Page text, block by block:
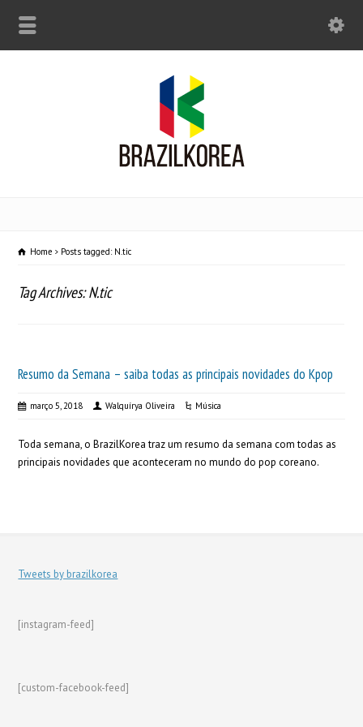
Home Posts tagged: N.tic
Tag Archives: N.tic
Resumo da Semana – saiba todas as principais novidades do Kpop
março 5, 2018 Walquírya Oliveira Música
Toda semana, o BrazilKorea traz um resumo da semana com todas as
principais novidades que aconteceram no mundo do pop coreano.
Tweets by brazilkorea
[instagram-feed]
[custom-facebook-feed]